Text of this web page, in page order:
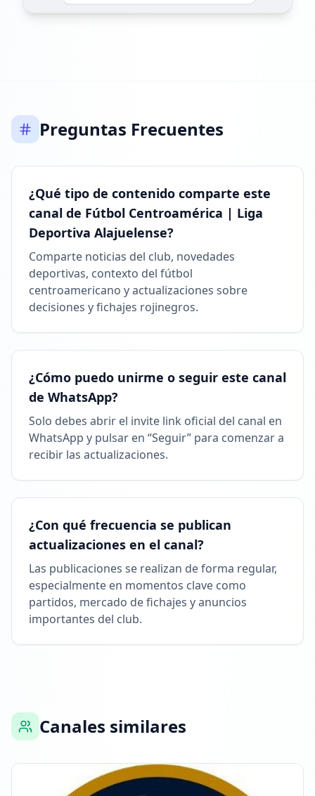
Preguntas Frecuentes
¿Qué tipo de contenido comparte este
canal de Fútbol Centroamérica | Liga
Deportiva Alajuelense?
Comparte noticias del club, novedades
deportivas, contexto del fútbol
centroamericano y actualizaciones sobre
decisiones y fichajes rojinegros.
¿Cómo puedo unirme o seguir este canal
de WhatsApp?
Solo debes abrir el invite link oficial del canal en
WhatsApp y pulsar en “Seguir” para comenzar a
recibir las actualizaciones.
¿Con qué frecuencia se publican
actualizaciones en el canal?
Las publicaciones se realizan de forma regular,
especialmente en momentos clave como
partidos, mercado de fichajes y anuncios
importantes del club.
Canales similares